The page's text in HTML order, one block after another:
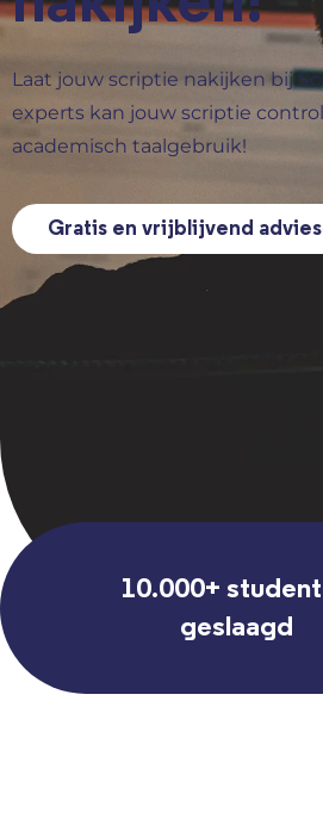
Laat jouw scriptie nakijken bij
experts kan jouw scriptie
academisch taalgebruik!
Gratis en vrijblijvend
10.000+
geslaagd